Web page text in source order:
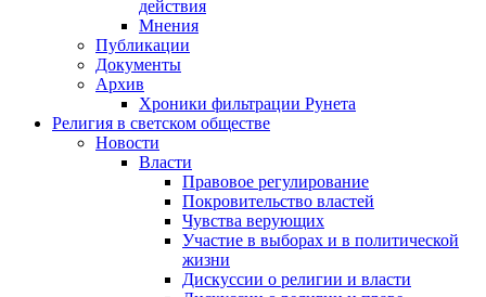
действия
Мнения
Публикации
Документы
Архив
Хроники фильтрации Рунета
Религия в светском обществе
Новости
Власти
Правовое регулирование
Покровительство властей
Чувства верующих
Участие в выборах и в политической
жизни
Дискуссии о религии и власти